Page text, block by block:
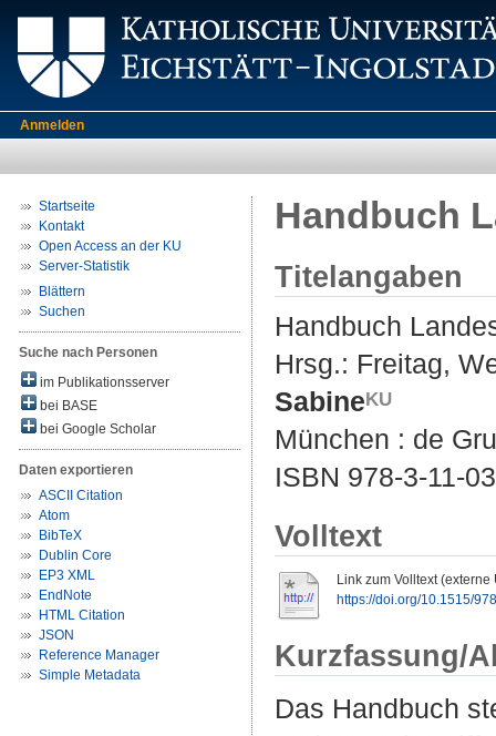
Anmelden
Startseite
Kontakt
Open Access an der KU
Server-Statistik
Blättern
Suchen
Suche nach Personen
im Publikationsserver
bei BASE
bei Google Scholar
Daten exportieren
ASCII Citation
Atom
BibTeX
Dublin Core
EP3 XML
EndNote
HTML Citation
JSON
Reference Manager
Simple Metadata
Handbuch
Titelangaben
Handbuch
Hrsg.: Freitag,
Sabine
München : de
ISBN 978-3-11-
Volltext
Link zum Volltext (externe
https://doi.org/10.1515/
Kurzfassung/
Das Handbuch